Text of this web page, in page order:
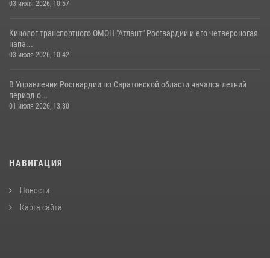
03 июля 2026, 10:57
Кинолог транспортного ОМОН "Атлант" Росгвардии и его четвероногая
напа...
03 июля 2026, 10:42
В Управлении Росгвардии по Саратовской области начался летний
период о...
01 июля 2026, 13:30
НАВИГАЦИЯ
Новости
Карта сайта